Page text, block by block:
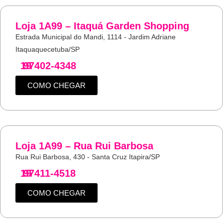
Loja 1A99 – Itaquá Garden Shopping
Estrada Municipal do Mandi, 1114 - Jardim Adriane
Itaquaquecetuba/SP
19
97402-4348
COMO CHEGAR
Loja 1A99 – Rua Rui Barbosa
Rua Rui Barbosa, 430 - Santa Cruz Itapira/SP
19
97411-4518
COMO CHEGAR